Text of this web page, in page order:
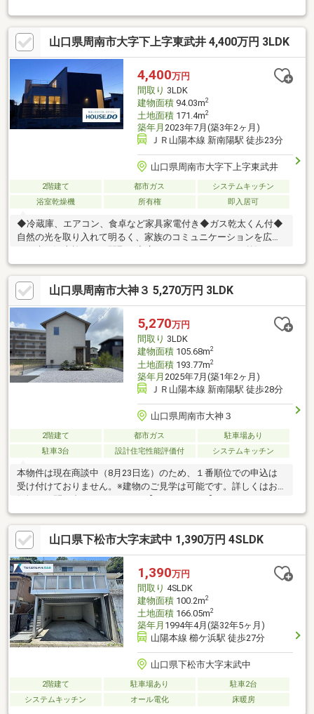
山口県周南市大字下上字東武井 4,400万円 3LDK
4,400万円
間取り 3LDK
建物面積94.03m2
土地面積171.4m2
築年月 2023年7月(築3年2ヶ月)
ＪＲ山陽本線 新南陽駅 徒歩23分
山口県周南市大字下上字東武井
2階建て 都市ガス
システムキッチン
浴室乾燥機
所有権 即入居可
◆冷蔵庫、エアコン、食卓など家具家電付き◆ガス乾太くん付◆
自然の光を取り入れて明るく、家族のコミュニケーションを広げ
シャレ【ハウスドゥ下松の仲介】■ご家計に合った住宅ローン返
済プラン＆銀行住宅ローン商品をご提案■住宅ローン事前審査～
融資実行までお手伝いさせていただきます。■新築住宅の追加工
事（網戸やカーテンレールなど）も住宅ローンに組み込み可能で
す。【返済例】借入額：4400万円 35年返済 年利0.7％の場合
（1）月々：118149円 ボーナスなし（2）月々：100963円 ボー
ナス：103244円（年2回）
山口県周南市大神３ 5,270万円 3LDK
5,270万円
間取り 3LDK
建物面積105.68m2
土地面積193.77m2
築年月 2025年7月(築1年2ヶ月)
ＪＲ山陽本線 新南陽駅 徒歩28分
山口県周南市大神３
2階建て 都市ガス
駐車場あり
駐車3台
設計住宅性能評価付 システムキッチン
本物件は現在商談中（8月23日迄）のため、１番順位での申込は
受け付けておりません。※建物のご見学は可能です。詳しくはお
WEB見学予約でAmazonギフトカード3000円分プレゼント！
【2026年4月1日～9月30日までの来場が対象】SUUMO（WEB）か
ら初めての見学予約＆ご来場でAmazonギフトカード3000円分を
もれなくプレゼント！※1家族1回まで※将来的に住まいづくりを検
討の方限定で、未成年・学生の方は除きます。※詳細は「プレゼ
ント情報」をご確認ください。
山口県下松市大字末武中 1,390万円 4SLDK
1,390万円
間取り 4SLDK
建物面積100.2m2
土地面積166.05m2
築年月 1994年4月(築32年5ヶ月)
山陽本線 櫛ケ浜駅 徒歩27分
山口県下松市大字末武中
2階建て 駐車場あり
駐車2台
システムキッチン
オール電化 床暖房